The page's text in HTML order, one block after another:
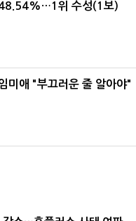
48.54%…1위 수성(1보)
미애 "부끄러운 줄 알아야"